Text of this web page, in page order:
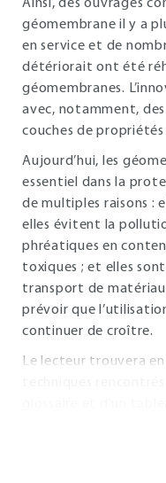
Ainsi, des ouvrages
géomembrane il y a
en service et de
détériorait ont été
géomembranes.
avec, notamment,
couches de
Aujourd’hui, les
essentiel dans la
de multiples raisons :
elles évitent la
phréatiques en
toxiques ; et elles
transport de
prévoir que
continuer de croître.
Le lecteur trouvera